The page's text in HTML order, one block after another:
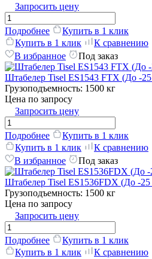
Запросить цену
Подробнее
Купить в 1 клик
Купить в 1 клик
К сравнению
В избранное
Под заказ
Штабелер Tisel ES1543 FTX (До -25
Грузоподъемность: 1500 кг
Цена по запросу
Запросить цену
Подробнее
Купить в 1 клик
Купить в 1 клик
К сравнению
В избранное
Под заказ
Штабелер Tisel ES1536FDX (До -25
Грузоподъемность: 1500 кг
Цена по запросу
Запросить цену
Подробнее
Купить в 1 клик
Купить в 1 клик
К сравнению